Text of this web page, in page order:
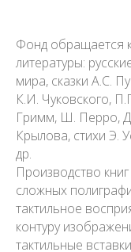
Фонд обращается
литературы:
мира, сказки А.С.
К.И. Чуковского,
Гримм, Ш. Перро,
Крылова, стихи Э.
др.
Производство
сложных
тактильное
контуру
тактильные